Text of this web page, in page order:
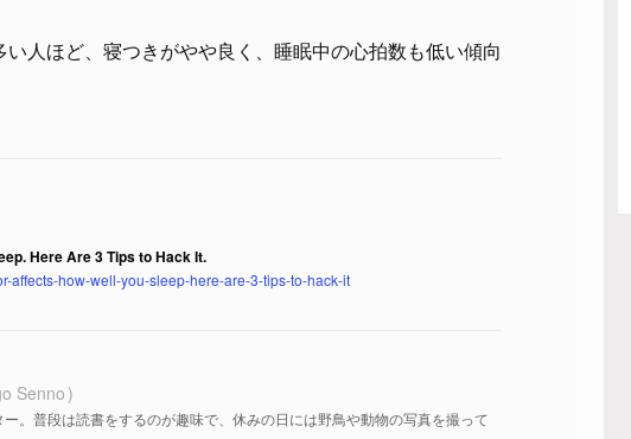
人ほど、寝つきがやや良く、睡眠中の心拍数も低い傾向
Here Are 3 Tips to Hack It.
affects-how-well-you-sleep-here-are-3-tips-to-hack-it
Senno
。普段は読書をするのが趣味で、休みの日には野鳥や動物の写真を撮って